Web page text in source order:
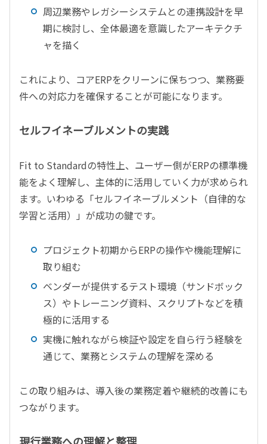
周辺業務やレガシーシステムとの連携設計を早
期に検討し、全体最適を意識したアーキテクチ
ャを描く
これにより、コアERPをクリーンに保ちつつ、業務要
件への対応力を確保することが可能になります。
セルフイネーブルメントの実践
Fit to Standardの特性上、ユーザー側がERPの標準機
能をよく理解し、主体的に活用していく力が求められ
ます。いわゆる「セルフイネーブルメント（自律的な
学習と活用）」が成功の鍵です。
プロジェクト初期からERPの操作や機能理解に
取り組む
ベンダーが提供するテスト環境（サンドボック
ス）やトレーニング資料、スクリプトなどを積
極的に活用する
実機に触れながら検証や設定を自ら行う経験を
通じて、業務とシステムの理解を深める
この取り組みは、導入後の業務定着や継続的改善にも
つながります。